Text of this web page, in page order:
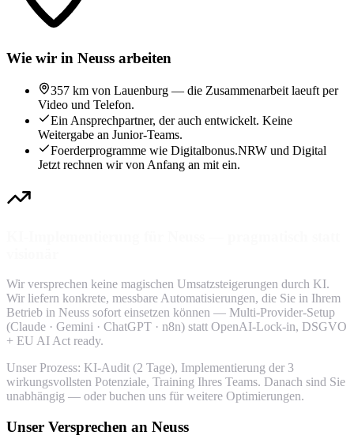
Wie wir in Neuss arbeiten
357 km von Lauenburg — die Zusammenarbeit laeuft per
Video und Telefon.
Ein Ansprechpartner, der auch entwickelt. Keine
Weitergabe an Junior-Teams.
Foerderprogramme wie Digitalbonus.NRW und Digital
Jetzt rechnen wir von Anfang an mit ein.
Wir versprechen keine magischen Umsatzsteigerungen durch KI.
Wir liefern konkrete, messbare Automatisierungen, die Sie in Ihrem
Betrieb in Neuss sofort einsetzen können — Multi-Provider-Setup
(Claude · Gemini · ChatGPT · n8n) statt OpenAI-Lock-in, DSGVO
+ EU AI Act ready.
Unser Prozess: KI-Audit (2 Tage), Implementierung der 3
wirkungsvollsten Potenziale, Training Ihres Teams. Danach sind Sie
unabhängig — oder buchen uns für weitere Optimierungen.
Unser Versprechen an Neuss